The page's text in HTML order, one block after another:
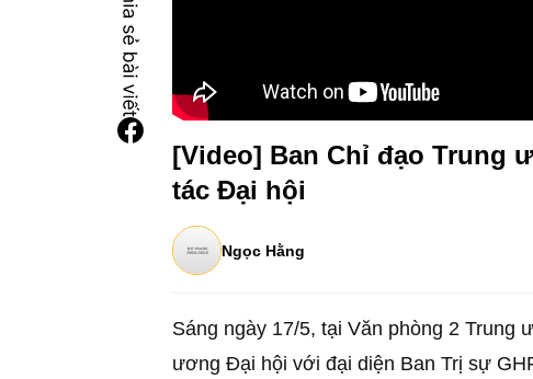
[Video] Ban Chỉ đạo Trung
tác Đại hội
Ngọc Hằng
Sáng ngày 17/5, tại Văn phòng 2 Trung
ương Đại hội với đại diện Ban Trị sự